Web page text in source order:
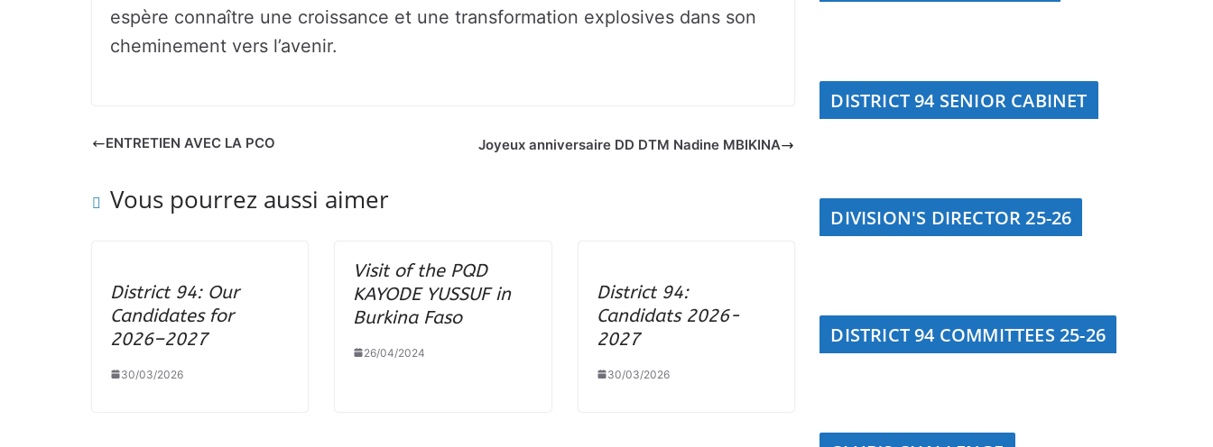
espère connaître une croissance et une transformation explosives dans son
cheminement vers l’avenir.
ENTRETIEN AVEC LA PCO Joyeux anniversaire DD DTM Nadine MBIKINA
Vous pourrez aussi aimer
District 94: Our
Candidates for
2026–2027
30/03/2026
Visit of the PQD
KAYODE YUSSUF in
Burkina Faso
26/04/2024
District 94:
Candidats 2026-
2027
30/03/2026
DISTRICT 94 SENIOR CABINET
DIVISION'S DIRECTOR 25-26
DISTRICT 94 COMMITTEES 25-26